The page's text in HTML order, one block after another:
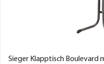
Sieger Klapptisch Boulevard